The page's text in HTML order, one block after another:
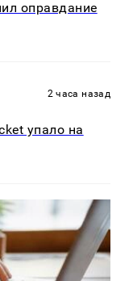
оправдание
2 часа назад
упало на